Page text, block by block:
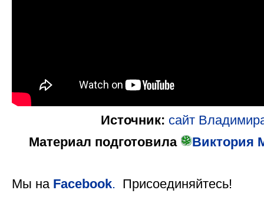
Источник: сайт
Материал подготовила
Виктория
Мы на Facebook. Присоединяйтесь!